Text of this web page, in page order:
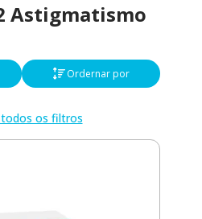
Astigmatismo
Ordernar por
os filtros